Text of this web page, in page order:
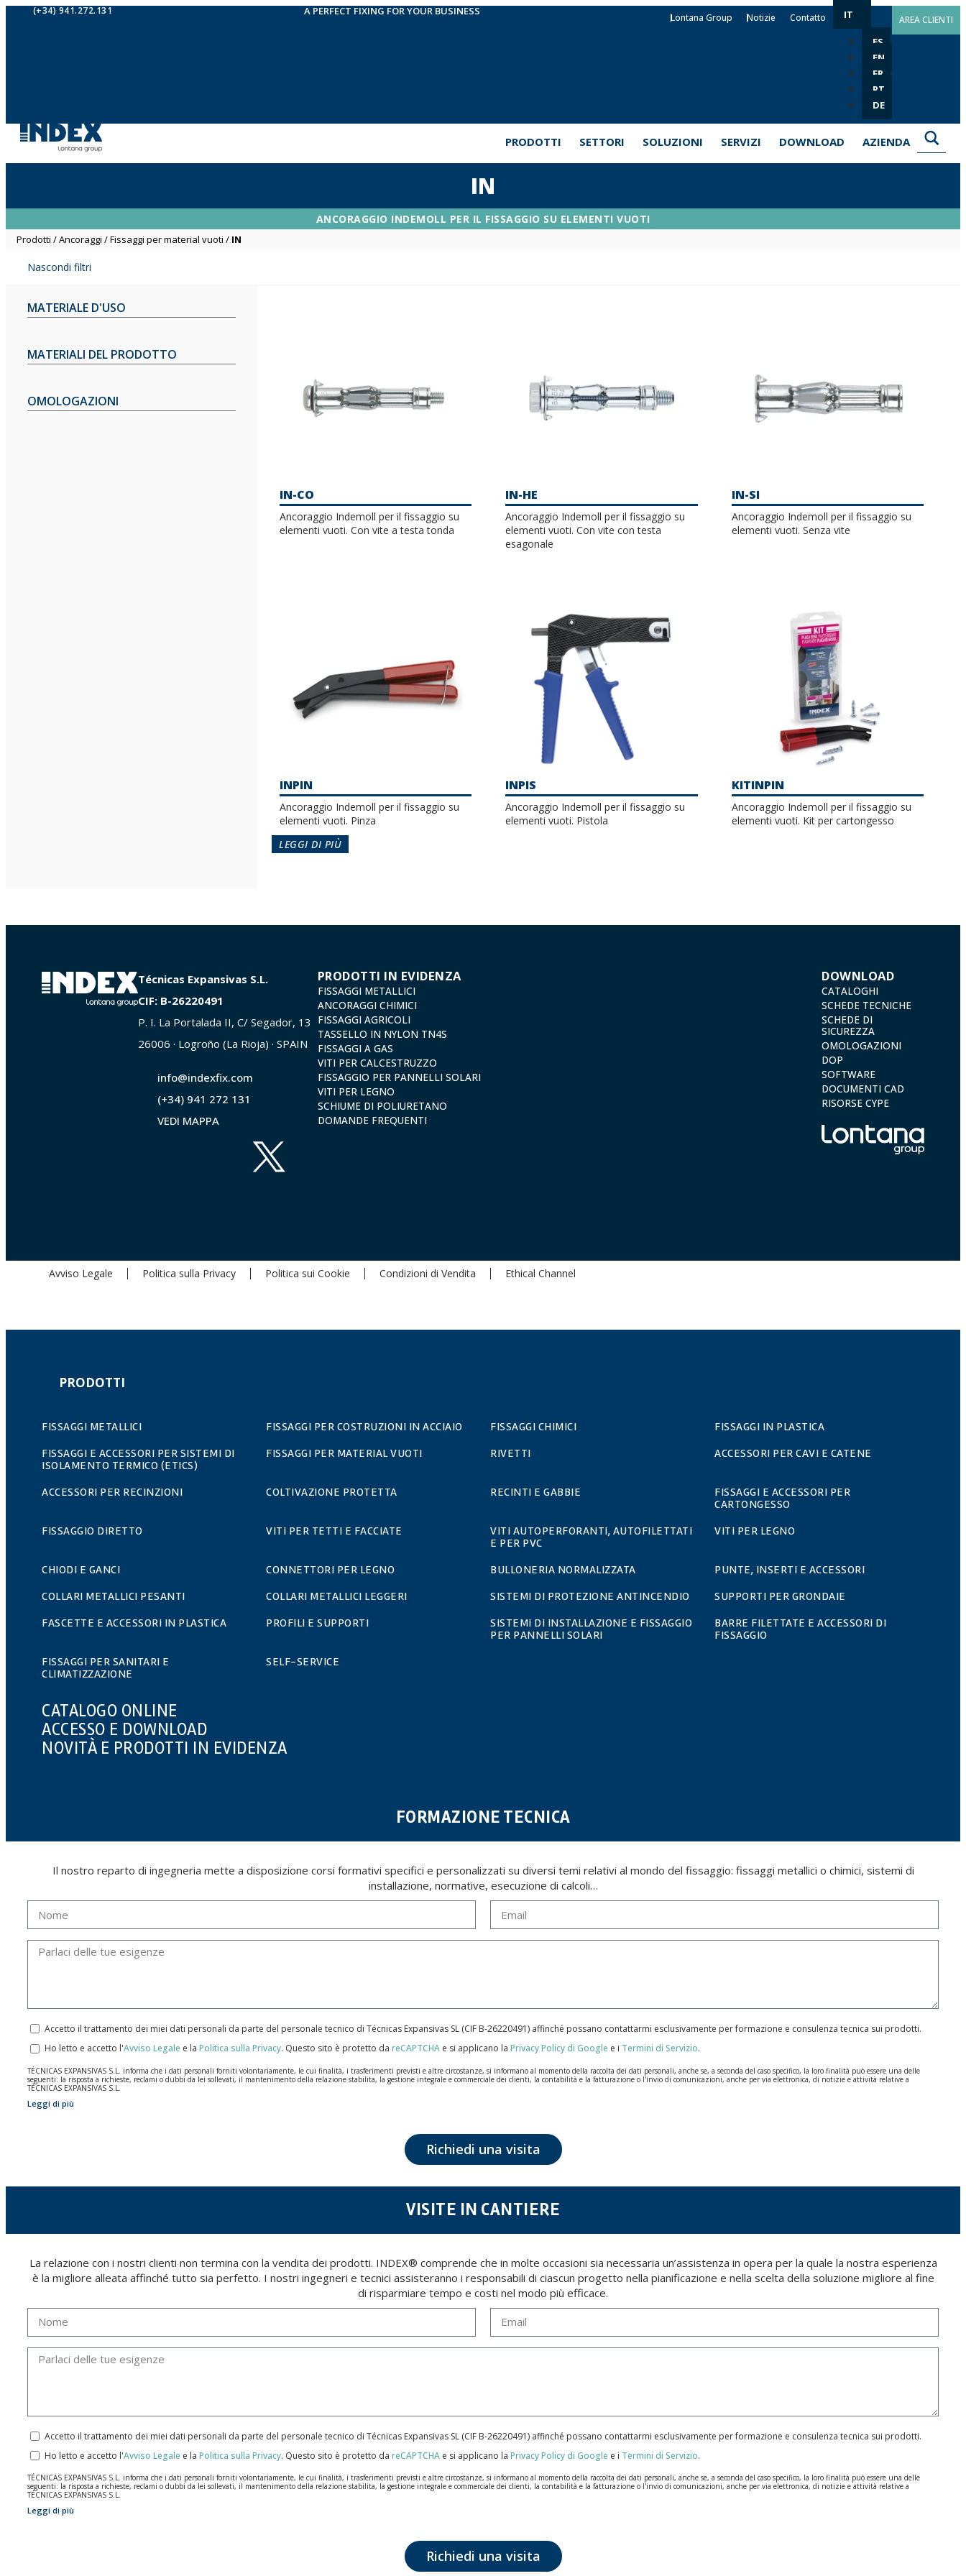
(+34) 941.272.131 A PERFECT FIXING FOR YOUR BUSINESS
Lontana Group Notizie Contatto IT
ES
EN
FR
PT
DE
AREA CLIENTI
PRODOTTI SETTORI SOLUZIONI SERVIZI DOWNLOAD AZIENDA
IN
ANCORAGGIO INDEMOLL PER IL FISSAGGIO SU ELEMENTI VUOTI
Prodotti /Ancoraggi /Fissaggi per material vuoti / IN
Nascondi filtri
MATERIALE D'USO
MATERIALI DEL PRODOTTO
OMOLOGAZIONI
IN-CO
Ancoraggio Indemoll per il fissaggio su
elementi vuoti. Con vite a testa tonda
IN-HE
Ancoraggio Indemoll per il fissaggio su
elementi vuoti. Con vite con testa
esagonale
IN-SI
Ancoraggio Indemoll per il fissaggio su
elementi vuoti. Senza vite
INPIN
Ancoraggio Indemoll per il fissaggio su
elementi vuoti. Pinza
INPIS
Ancoraggio Indemoll per il fissaggio su
elementi vuoti. Pistola
KITINPIN
Ancoraggio Indemoll per il fissaggio su
elementi vuoti. Kit per cartongesso
LEGGI DI PIÙ
Técnicas Expansivas S.L.
CIF: B-26220491
P. I. La Portalada II, C/ Segador, 13
26006 · Logroño (La Rioja) · SPAIN
info@indexfix.com
(+34) 941 272 131
VEDI MAPPA
PRODOTTI IN EVIDENZA
FISSAGGI METALLICI
ANCORAGGI CHIMICI
FISSAGGI AGRICOLI
TASSELLO IN NYLON TN4S
FISSAGGI A GAS
VITI PER CALCESTRUZZO
FISSAGGIO PER PANNELLI SOLARI
VITI PER LEGNO
SCHIUME DI POLIURETANO
DOMANDE FREQUENTI
DOWNLOAD
CATALOGHI
SCHEDE TECNICHE
SCHEDE DI
SICUREZZA
OMOLOGAZIONI
DOP
SOFTWARE
DOCUMENTI CAD
RISORSE CYPE
Avviso Legale Politica sulla Privacy Politica sui Cookie Condizioni di Vendita Ethical Channel
PRODOTTI
FISSAGGI METALLICI FISSAGGI PER COSTRUZIONI IN ACCIAIO FISSAGGI CHIMICI
FISSAGGI IN PLASTICA
FISSAGGI E ACCESSORI PER SISTEMI DI
ISOLAMENTO TERMICO (ETICS)
FISSAGGI PER MATERIAL VUOTI RIVETTI ACCESSORI PER CAVI E CATENE
ACCESSORI PER RECINZIONI COLTIVAZIONE PROTETTA RECINTI E GABBIE
FISSAGGI E ACCESSORI PER
CARTONGESSO
FISSAGGIO DIRETTO
VITI PER TETTI E FACCIATE
VITI AUTOPERFORANTI, AUTOFILETTATI
E PER PVC
VITI PER LEGNO
CHIODI E GANCI CONNETTORI PER LEGNO BULLONERIA NORMALIZZATA
PUNTE, INSERTI E ACCESSORI
COLLARI METALLICI PESANTI
COLLARI METALLICI LEGGERI SISTEMI DI PROTEZIONE ANTINCENDIO
SUPPORTI PER GRONDAIE
FASCETTE E ACCESSORI IN PLASTICA
PROFILI E SUPPORTI
SISTEMI DI INSTALLAZIONE E FISSAGGIO
PER PANNELLI SOLARI
BARRE FILETTATE E ACCESSORI DI
FISSAGGIO
FISSAGGI PER SANITARI E
CLIMATIZZAZIONE
SELF-SERVICE
CATALOGO ONLINE
ACCESSO E DOWNLOAD
NOVITÀ E PRODOTTI IN EVIDENZA
FORMAZIONE TECNICA
Il nostro reparto di ingegneria mette a disposizione corsi formativi specifici e personalizzati su diversi temi relativi al mondo del fissaggio: fissaggi metallici o chimici, sistemi di
installazione, normative, esecuzione di calcoli…
Accetto il trattamento dei miei dati personali da parte del personale tecnico di Técnicas Expansivas SL (CIF B-­26220491) affinché possano contattarmi esclusivamente per formazione e consulenza tecnica sui prodotti.
Ho letto e accetto l'Avviso Legale e la Politica sulla Privacy. Questo sito è protetto da reCAPTCHA e si applicano la Privacy Policy di Google e i Termini di Servizio.
TÉCNICAS EXPANSIVAS S.L. informa che i dati personali forniti volontariamente, le cui finalità, i trasferimenti previsti e altre circostanze, si informano al momento della raccolta dei dati personali, anche se, a seconda del caso specifico, la loro finalità può essere una delle
seguenti: la risposta a richieste, reclami o dubbi da lei sollevati, il mantenimento della relazione stabilita, la gestione integrale e commerciale dei clienti, la contabilità e la fatturazione o l'invio di comunicazioni, anche per via elettronica, di notizie e attività relative a
TÉCNICAS EXPANSIVAS S.L.
I dati contenuti nei nostri archivi sono assolutamente confidenziali e saranno trattati con la massima riservatezza e nel rispetto di tutti i requisiti del Regolamento Generale sulla Protezione dei Dati (GDPR) del 27 aprile 2016. I dati rimarranno registrati nei nostri archivi
Gli utenti possono in qualsiasi momento esercitare i loro diritti di accesso, rettifica, opposizione, cancellazione, limitazione del trattamento o richiesta di portabilità in conformità con le disposizioni del regolamento generale sulla protezione dei dati (GDPR) del 27 aprile
2016 inviando una lettera al responsabile del trattamento: Valentín Gómez, Direttore, insieme a una fotocopia della sua carta d'identità, a TÉCNICAS EXPANSIVAS SL | P.I. La Portalada II | c/ Segador 13, 26006 | Logroño (La Rioja) o inviando un’email al seguente indirizzo
Leggi di più
Richiedi una visita
VISITE IN CANTIERE
La relazione con i nostri clienti non termina con la vendita dei prodotti. INDEX® comprende che in molte occasioni sia necessaria un’assistenza in opera per la quale la nostra esperienza
è la migliore alleata affinché tutto sia perfetto. I nostri ingegneri e tecnici assisteranno i responsabili di ciascun progetto nella pianificazione e nella scelta della soluzione migliore al fine
di risparmiare tempo e costi nel modo più efficace.
Accetto il trattamento dei miei dati personali da parte del personale tecnico di Técnicas Expansivas SL (CIF B-­26220491) affinché possano contattarmi esclusivamente per formazione e consulenza tecnica sui prodotti.
Ho letto e accetto l'Avviso Legale e la Politica sulla Privacy. Questo sito è protetto da reCAPTCHA e si applicano la Privacy Policy di Google e i Termini di Servizio.
TÉCNICAS EXPANSIVAS S.L. informa che i dati personali forniti volontariamente, le cui finalità, i trasferimenti previsti e altre circostanze, si informano al momento della raccolta dei dati personali, anche se, a seconda del caso specifico, la loro finalità può essere una delle
seguenti: la risposta a richieste, reclami o dubbi da lei sollevati, il mantenimento della relazione stabilita, la gestione integrale e commerciale dei clienti, la contabilità e la fatturazione o l'invio di comunicazioni, anche per via elettronica, di notizie e attività relative a
TÉCNICAS EXPANSIVAS S.L.
I dati contenuti nei nostri archivi sono assolutamente confidenziali e saranno trattati con la massima riservatezza e nel rispetto di tutti i requisiti del Regolamento Generale sulla Protezione dei Dati (GDPR) del 27 aprile 2016. I dati rimarranno registrati nei nostri archivi
Gli utenti possono in qualsiasi momento esercitare i loro diritti di accesso, rettifica, opposizione, cancellazione, limitazione del trattamento o richiesta di portabilità in conformità con le disposizioni del regolamento generale sulla protezione dei dati (GDPR) del 27 aprile
2016 inviando una lettera al responsabile del trattamento: Valentín Gómez, Direttore, insieme a una fotocopia della sua carta d'identità, a TÉCNICAS EXPANSIVAS SL | P.I. La Portalada II | c/ Segador 13, 26006 | Logroño (La Rioja) o inviando un’email al seguente indirizzo
Leggi di più
Richiedi una visita